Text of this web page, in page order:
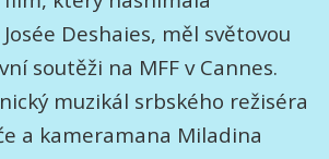
Deshaies, měl světovou
soutěži na MFF v Cannes.
muzikál srbského režiséra
a kameramana Miladina